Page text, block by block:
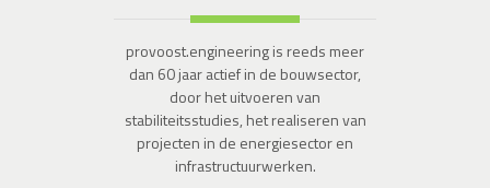
provoost.engineering is reeds meer
dan 60 jaar actief in de bouwsector,
door het uitvoeren van
stabiliteitsstudies, het realiseren van
projecten in de energiesector en
infrastructuurwerken.